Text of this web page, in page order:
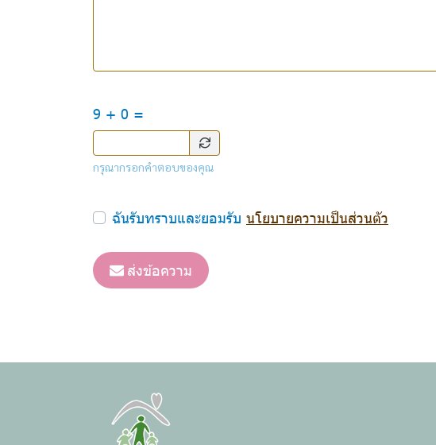
9 + 0 =
กรุณากรอกคำตอบของคุณ
ฉันรับทราบและยอมรับ นโยบายความเป็นส่วนตัว
ส่งข้อความ